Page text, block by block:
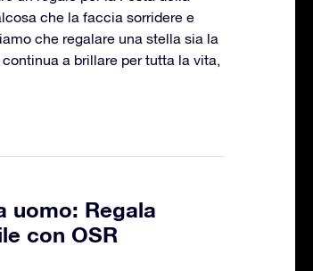
che la faccia sorridere e
che regalare una stella sia la
a brillare per tutta la vita,
uomo: Regala
con OSR